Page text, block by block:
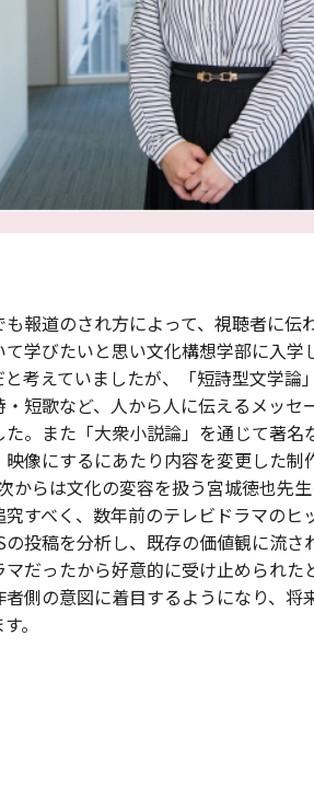
報道のされ方によって、視聴者に
て学びたいと思い文化構想学部に入
考えていましたが、「短詩型文学
短歌など、人から人に伝えるメッ
。また「大衆小説論」を通じて著
映像にするにあたり内容を変更した
からは文化の変容を扱う宮城徳也先
すべく、数年前のテレビドラマのヒ
の投稿を分析し、既存の価値観に流
マだったから好意的に受け止められ
者側の意図に着目するようになり、
。